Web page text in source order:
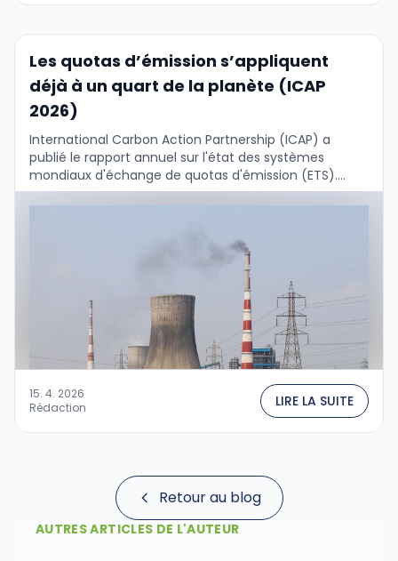
Les quotas d’émission s’appliquent
déjà à un quart de la planète (ICAP
2026)
International Carbon Action Partnership (ICAP) a
publié le rapport annuel sur l'état des systèmes
mondiaux d'échange de quotas d'émission (ETS).
Malgré les turbulences géopolitiques, les marchés du
carbone passent du …
15. 4. 2026
Rédaction
LIRE LA SUITE
Retour au blog
AUTRES ARTICLES DE L'AUTEUR